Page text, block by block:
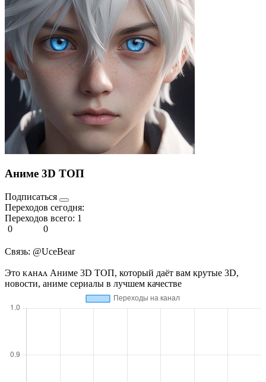
Аниме 3D ТОП
Подписаться
Переходов сегодня:
Переходов всего: 1
0
0
Связь: @UceBear
Эᴛᴏ ᴋᴀнᴀᴧ Аниме 3D ТОП, который даёт вам крутые 3D,
новости, аниме сериалы в лучшем качестве